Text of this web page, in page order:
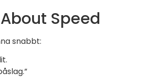
Speed
snabbt: